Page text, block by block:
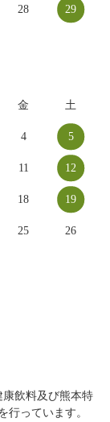
28 29
金 土
4 5
11 12
18 19
25 26
飲料及び熊本特
行っています。